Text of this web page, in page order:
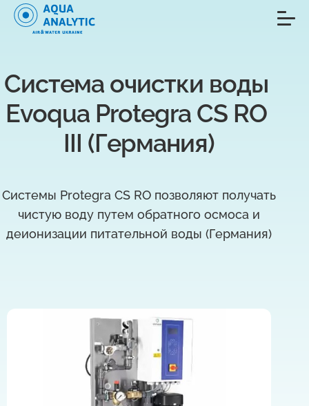
Система очистки воды
Evoqua Protegra CS RO
III (Германия)
Системы Protegra CS RO позволяют получать
чистую воду путем обратного осмоса и
деионизации питательной воды (Германия)